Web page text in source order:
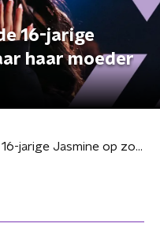
16-jarige
haar moeder
In 'Sing Song' gaat de 16-jarige Jasmine op zoek naar haar moeder in Suriname